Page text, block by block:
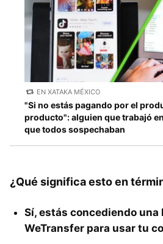
EN XATAKA MÉXICO
"Si no estás pagando por el
producto": alguien que trabajó
que todos sospechaban
¿Qué significa esto en
Sí, estás concediendo una
WeTransfer para usar tu